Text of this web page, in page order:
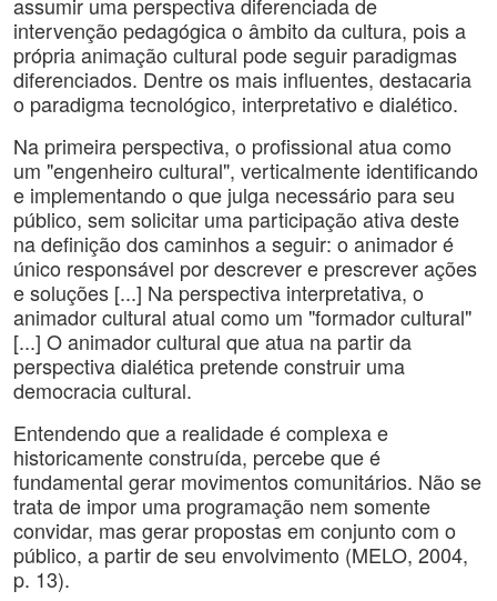
intervenção pedagógica o âmbito da cultura, pois a
própria animação cultural pode seguir paradigmas
diferenciados. Dentre os mais influentes, destacaria
o paradigma tecnológico, interpretativo e dialético.
Na primeira perspectiva, o profissional atua como
um "engenheiro cultural", verticalmente identificando
e implementando o que julga necessário para seu
público, sem solicitar uma participação ativa deste
na definição dos caminhos a seguir: o animador é
único responsável por descrever e prescrever ações
e soluções [...] Na perspectiva interpretativa, o
animador cultural atual como um "formador cultural"
[...] O animador cultural que atua na partir da
perspectiva dialética pretende construir uma
democracia cultural.
Entendendo que a realidade é complexa e
historicamente construída, percebe que é
fundamental gerar movimentos comunitários. Não se
trata de impor uma programação nem somente
convidar, mas gerar propostas em conjunto com o
público, a partir de seu envolvimento (MELO, 2004,
p. 13).